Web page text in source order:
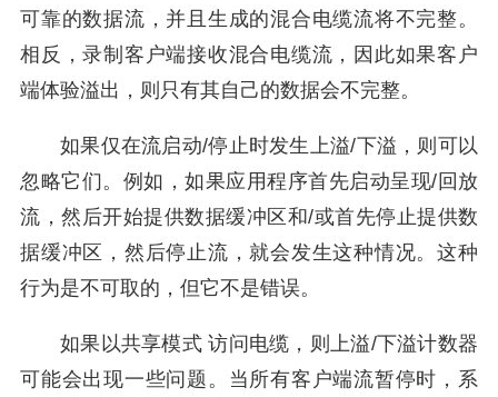
可靠的数据流，并且生成的混合电缆流将不完整。
相反，录制客户端接收混合电缆流，因此如果客户
端体验溢出，则只有其自己的数据会不完整。
如果仅在流启动/停止时发生上溢/下溢，则可以
忽略它们。例如，如果应用程序首先启动呈现/回放
流，然后开始提供数据缓冲区和/或首先停止提供数
据缓冲区，然后停止流，就会发生这种情况。这种
行为是不可取的，但它不是错误。
如果以共享模式 访问电缆，则上溢/下溢计数器
可能会出现一些问题。当所有客户端流暂停时，系